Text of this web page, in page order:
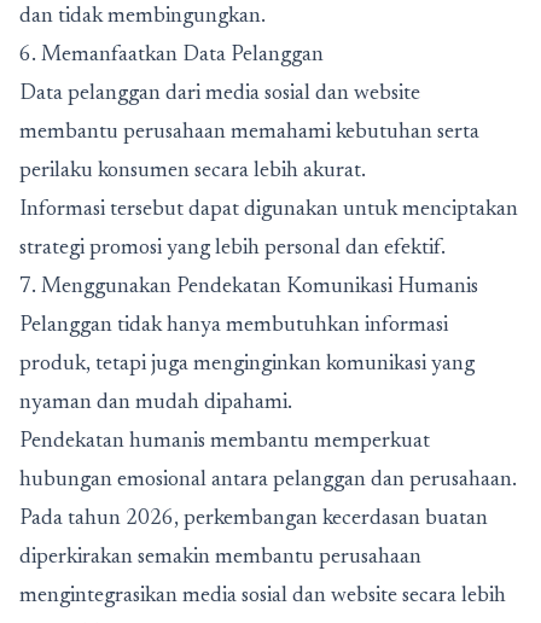
dan tidak membingungkan.
6. Memanfaatkan Data Pelanggan
Data pelanggan dari media sosial dan website
membantu perusahaan memahami kebutuhan serta
perilaku konsumen secara lebih akurat.
Informasi tersebut dapat digunakan untuk menciptakan
strategi promosi yang lebih personal dan efektif.
7. Menggunakan Pendekatan Komunikasi Humanis
Pelanggan tidak hanya membutuhkan informasi
produk, tetapi juga menginginkan komunikasi yang
nyaman dan mudah dipahami.
Pendekatan humanis membantu memperkuat
hubungan emosional antara pelanggan dan perusahaan.
Pada tahun 2026, perkembangan kecerdasan buatan
diperkirakan semakin membantu perusahaan
mengintegrasikan media sosial dan website secara lebih